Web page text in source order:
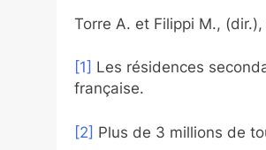
Torre A. et Filippi M.,
[1] Les résidences
française.
[2] Plus de 3 millions de